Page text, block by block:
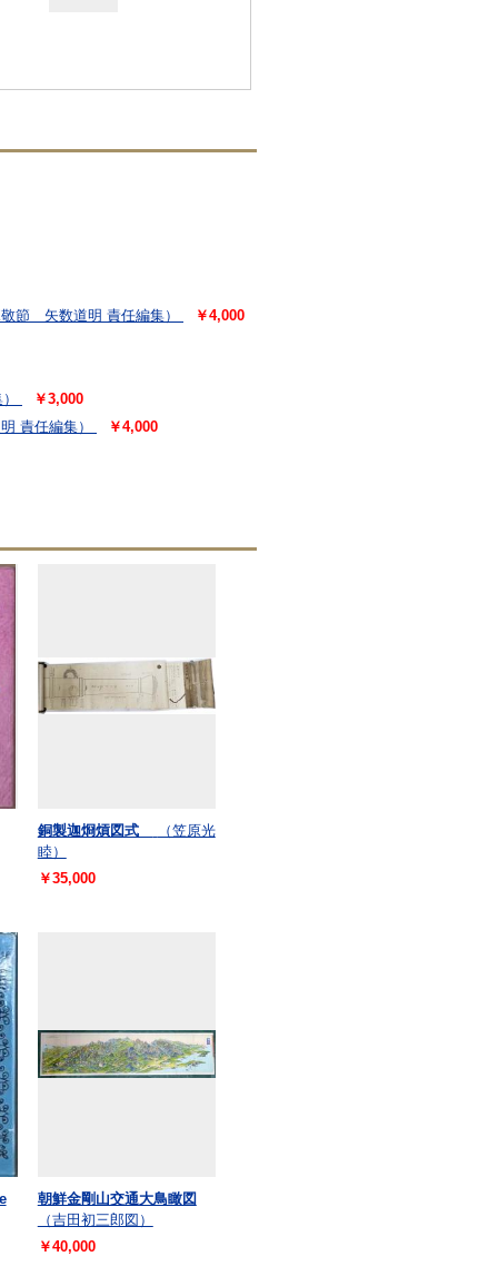
敬節 矢数道明 責任編集）
￥4,000
￥3,000
責任編集） ￥4,000
銅製迦烱熕図式
（笠原光
睦）
￥35,000
朝鮮金剛山交通大鳥瞰図
（吉田初三郎図）
￥40,000